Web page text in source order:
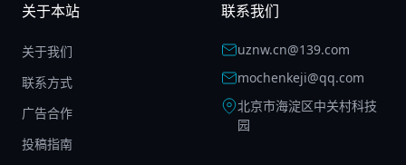
关于本站
关于我们
联系方式
广告合作
投稿指南
联系我们
uznw.cn@139.com
mochenkeji@qq.com
北京市海淀区中关村科技
园